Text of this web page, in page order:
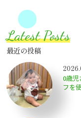
Latest Posts
最近の投稿
0歳
フを